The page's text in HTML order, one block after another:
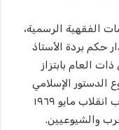
الفقهية الرسمية،
حكم بردة الأستاذ
العام بابتزاز
الدستور الإسلامي
المزيف. وهذه الفتن تمثل في جملتها أسباب انقلاب مايو ١٩٦٩
والشيوعيين.